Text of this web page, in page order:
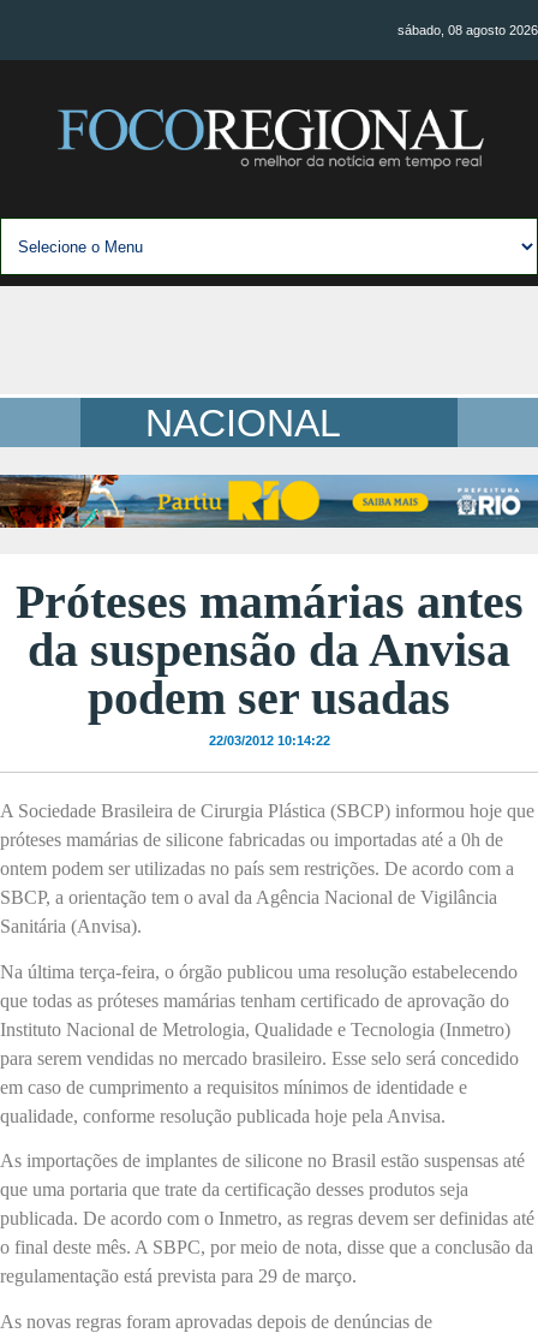
sábado, 08 agosto 2026
NACIONAL
Próteses mamárias antes
da suspensão da Anvisa
podem ser usadas
22/03/2012 10:14:22
A Sociedade Brasileira de Cirurgia Plástica (SBCP) informou hoje que
próteses mamárias de silicone fabricadas ou importadas até a 0h de
ontem podem ser utilizadas no país sem restrições. De acordo com a
SBCP, a orientação tem o aval da Agência Nacional de Vigilância
Sanitária (Anvisa).
Na última terça-feira, o órgão publicou uma resolução estabelecendo
que todas as próteses mamárias tenham certificado de aprovação do
Instituto Nacional de Metrologia, Qualidade e Tecnologia (Inmetro)
para serem vendidas no mercado brasileiro. Esse selo será concedido
em caso de cumprimento a requisitos mínimos de identidade e
qualidade, conforme resolução publicada hoje pela Anvisa.
As importações de implantes de silicone no Brasil estão suspensas até
que uma portaria que trate da certificação desses produtos seja
publicada. De acordo com o Inmetro, as regras devem ser definidas até
o final deste mês. A SBPC, por meio de nota, disse que a conclusão da
regulamentação está prevista para 29 de março.
As novas regras foram aprovadas depois de denúncias de